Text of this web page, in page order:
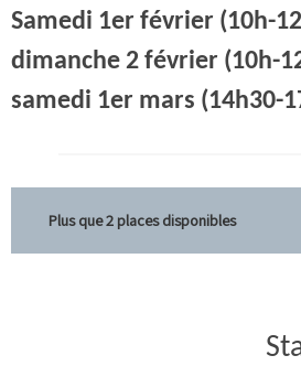
Samedi 1er février (10h-
dimanche 2 février (10h-
samedi 1er mars (14h30-
Plus que 2 places disponibles